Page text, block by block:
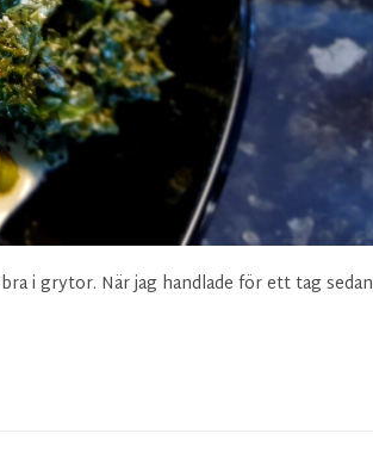
i grytor. När jag handlade för ett tag sedan